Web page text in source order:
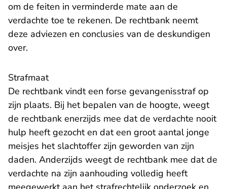
om de feiten in verminderde mate aan de
verdachte toe te rekenen. De rechtbank neemt
deze adviezen en conclusies van de deskundigen
over.
Strafmaat
De rechtbank vindt een forse gevangenisstraf op
zijn plaats. Bij het bepalen van de hoogte, weegt
de rechtbank enerzijds mee dat de verdachte nooit
hulp heeft gezocht en dat een groot aantal jonge
meisjes het slachtoffer zijn geworden van zijn
daden. Anderzijds weegt de rechtbank mee dat de
verdachte na zijn aanhouding volledig heeft